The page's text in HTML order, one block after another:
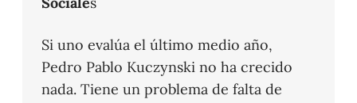
Si uno evalúa el último medio año,
Pedro Pablo Kuczynski no ha crecido
nada. Tiene un problema de falta de